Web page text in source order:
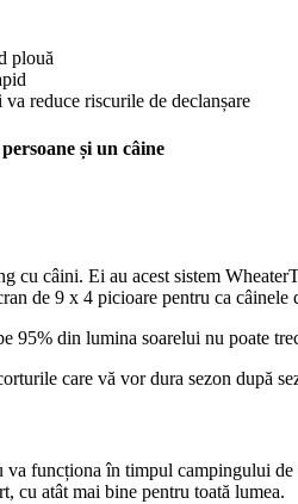
plouă
reduce riscurile de declanșare
și un câine
câini. Ei au acest sistem
de 9 x 4 picioare pentru ca câinele
95% din lumina soarelui nu poate
care vă vor dura sezon după
funcționa în timpul campingului
cu atât mai bine pentru toată lumea.